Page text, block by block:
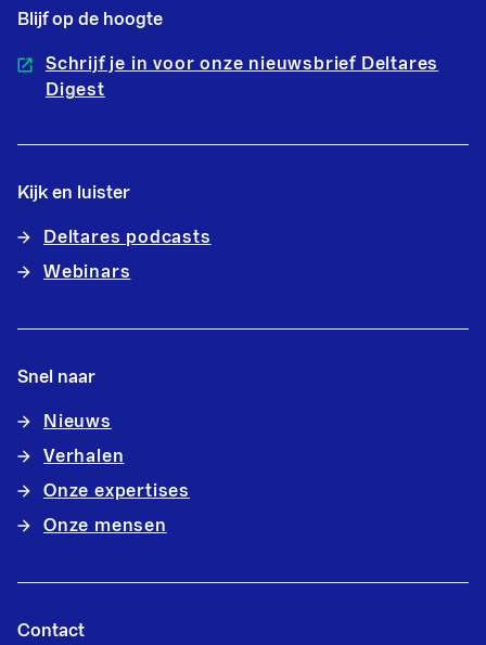
Blijf op de hoogte
Schrijf je in voor onze nieuwsbrief Deltares
Digest
Kijk en luister
Deltares podcasts
Webinars
Snel naar
Nieuws
Verhalen
Onze expertises
Onze mensen
Contact